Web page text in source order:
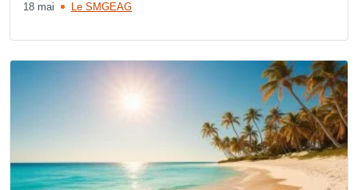
18 mai Le SMGEAG